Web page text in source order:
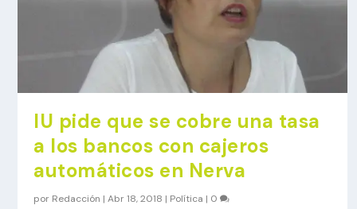
IU pide que se cobre una tasa
a los bancos con cajeros
automáticos en Nerva
por Redacción |Abr 18, 2018 | Política | 0